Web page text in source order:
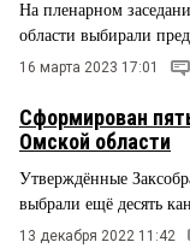
На пленарном
области выбирали
16 марта 2023 17:01
Сформирован
Омской области
Утверждённые
выбрали ещё десять
13 декабря 2022 11:42